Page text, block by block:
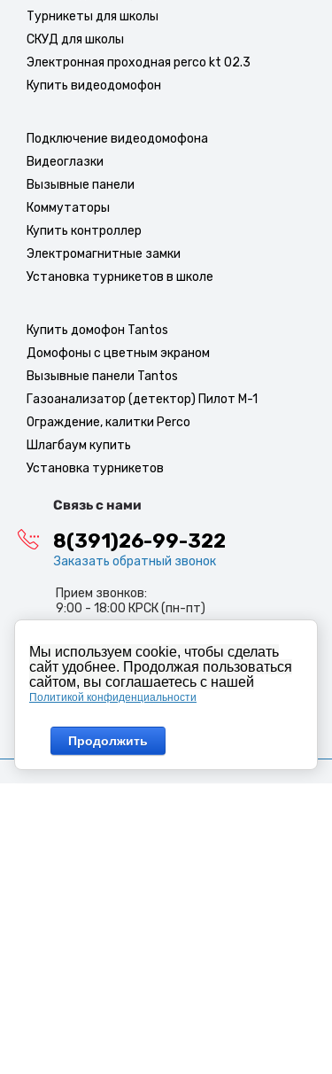
Турникеты для школы
СКУД для школы
Электронная проходная perco kt 02.3
Купить видеодомофон
Подключение видеодомофона
Видеоглазки
Вызывные панели
Коммутаторы
Купить контроллер
Электромагнитные замки
Установка турникетов в школе
Купить домофон Tantos
Домофоны с цветным экраном
Вызывные панели Tantos
Газоанализатор (детектор) Пилот М-1
Ограждение, калитки Perco
Шлагбаум купить
Установка турникетов
Связь с нами
8(391)26-99-322
Заказать обратный звонок
Прием звонков:
9:00 - 18:00 КРСК (пн-пт)
info@abiron.ru
Мы используем cookie, чтобы сделать
сайт удобнее. Продолжая пользоваться
сайтом, вы соглашаетесь с нашей
Политикой конфиденциальности
Продолжить